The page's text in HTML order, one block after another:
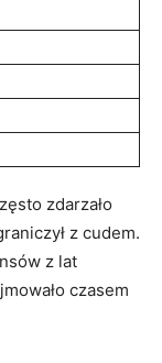
zdarzało
z cudem.
z lat
czasem